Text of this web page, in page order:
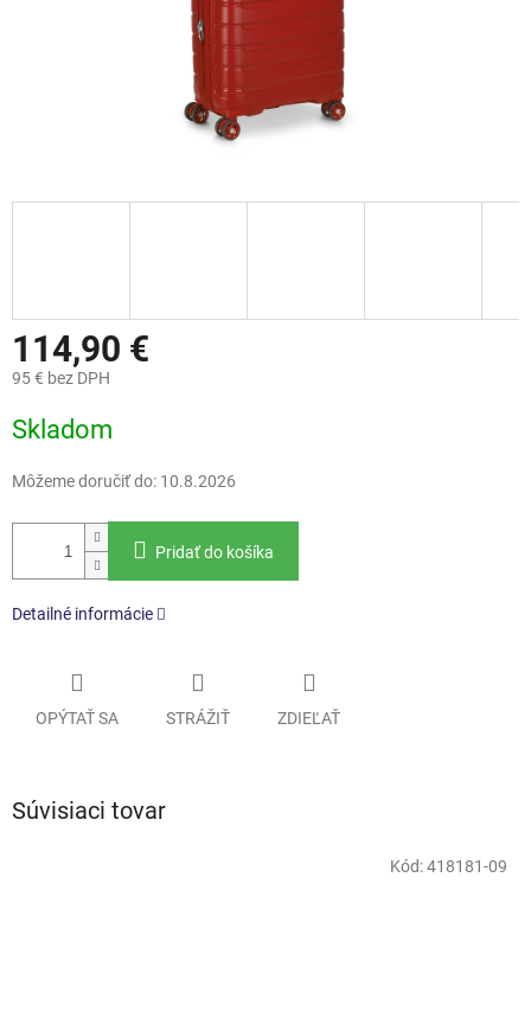
114,90 €
95 € bez DPH
cena:
Skladom
Môžeme doručiť do: 10.8.2026
Pridať do košíka
Detailné informácie
OPÝTAŤ SA STRÁŽIŤ ZDIEĽAŤ
Súvisiaci tovar
Kód:418181-09